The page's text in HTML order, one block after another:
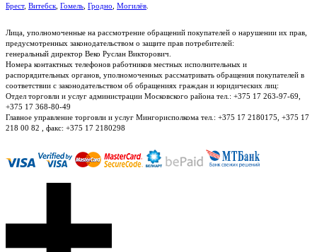
Брест, Витебск Гомель Гродно Могилёв
Лица, уполномоченные на рассмотрение обращений покупателей о нарушении их прав,
предусмотренных законодательством о защите прав потребителей:
генеральный директор Веко Руслан Викторович.
Номера контактных телефонов работников местных исполнительных и
распорядительных органов, уполномоченных рассматривать обращения покупателей в
соответствии с законодательством об обращениях граждан и юридических лиц:
Отдел торговли и услуг администрации Московского района тел.: +375 17 263-97-69,
+375 17 368-80-49
Главное управление торговли и услуг Мингорисполкома тел.: +375 17 2180175, +375 17
218 00 82 , факс: +375 17 2180298